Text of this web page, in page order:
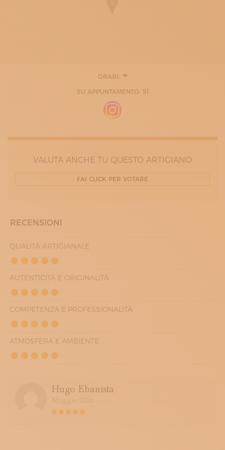
ORARI:
SU APPUNTAMENTO: SÌ
VALUTA ANCHE TU QUESTO ARTIGIANO
FAI CLICK PER VOTARE
RECENSIONI
QUALITÀ ARTIGIANALE
AUTENTICITÀ E ORIGINALITÀ
COMPETENZA E PROFESSIONALITÀ
ATMOSFERA E AMBIENTE
Hugo Ebanista